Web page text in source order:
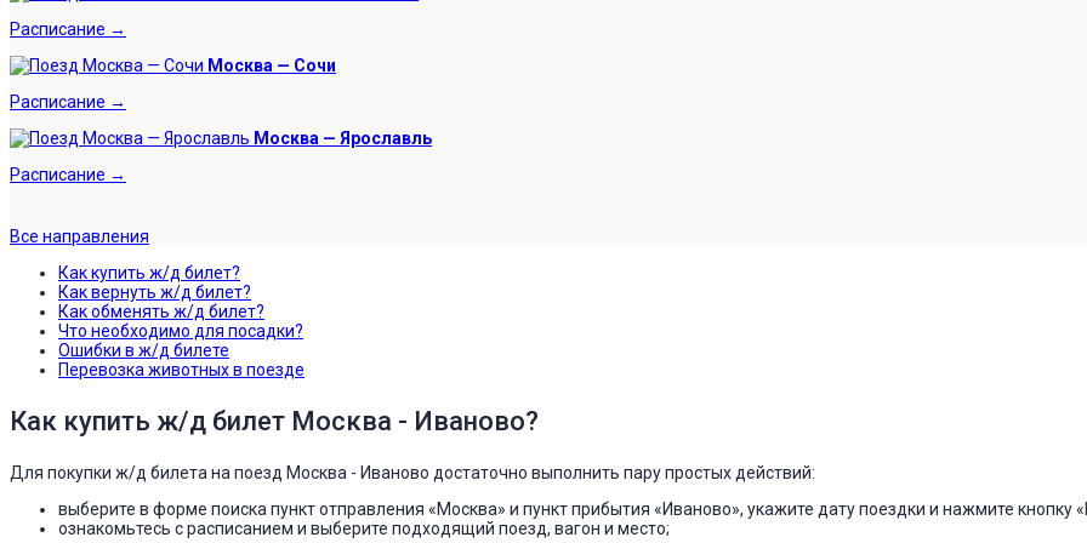
Расписание →
Москва — Сочи
Расписание →
Москва — Ярославль
Расписание →
Все направления
Как купить ж/д билет?
Как вернуть ж/д билет?
Как обменять ж/д билет?
Что необходимо для посадки?
Ошибки в ж/д билете
Перевозка животных в поезде
Как купить ж/д билет Москва - Иваново?
Для покупки ж/д билета на поезд Москва - Иваново достаточно выполнить пару простых действий:
выберите в форме поиска пункт отправления «Москва» и пункт прибытия «Иваново», укажите дату поездки и нажмите кнопку
ознакомьтесь с расписанием и выберите подходящий поезд, вагон и место;